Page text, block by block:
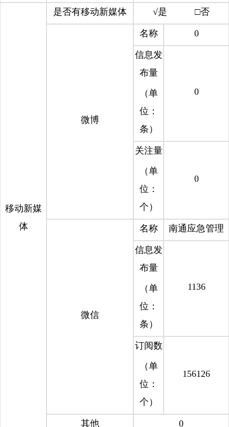
移动新媒
体
是否有移动新媒体 √是 □否
微博
名称 0
信息发
布量
（单
位：
条）
0
关注量
（单
位：
个）
0
微信
名称 南通应急管理
信息发
布量
（单
位：
条）
1136
订阅数
（单
位：
个）
156126
其他 0